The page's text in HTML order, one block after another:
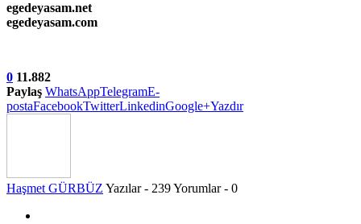
egedeyasam.net
egedeyasam.com
0 11.882
Paylaş WhatsAppTelegramE-
postaFacebookTwitterLinkedinGoogle+Yazdır
Haşmet GÜRBÜZ Yazılar - 239Yorumlar - 0